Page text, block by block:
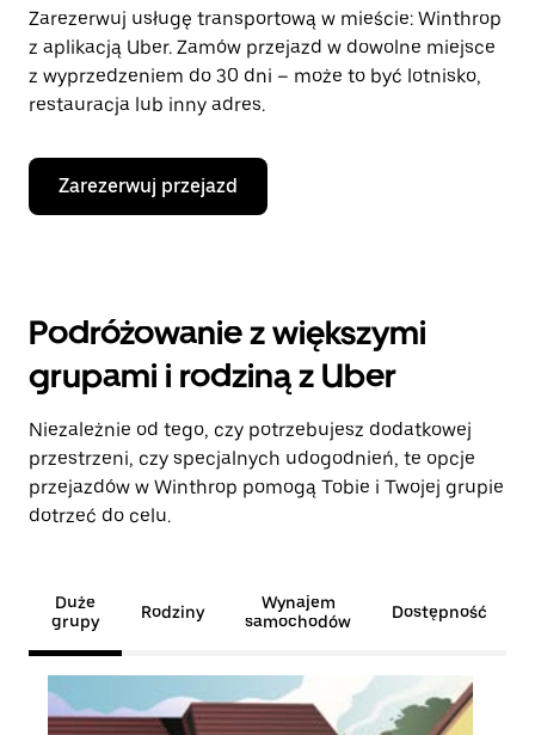
Zarezerwuj usługę transportową w mieście: Winthrop
z aplikacją Uber. Zamów przejazd w dowolne miejsce
z wyprzedzeniem do 30 dni – może to być lotnisko,
restauracja lub inny adres.
Zarezerwuj przejazd
Podróżowanie z większymi
grupami i rodziną z Uber
Niezależnie od tego, czy potrzebujesz dodatkowej
przestrzeni, czy specjalnych udogodnień, te opcje
przejazdów w Winthrop pomogą Tobie i Twojej grupie
dotrzeć do celu.
Duże
grupy
Rodziny
Wynajem
samochodów
Dostępność